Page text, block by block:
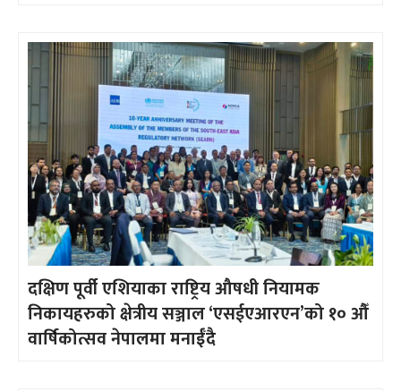
दक्षिण पूर्वी एशियाका राष्ट्रिय औषधी नियामक
निकायहरुको क्षेत्रीय सञ्जाल ‘एसईएआरएन’को १० औँ
वार्षिकोत्सव नेपालमा मनाईँदै